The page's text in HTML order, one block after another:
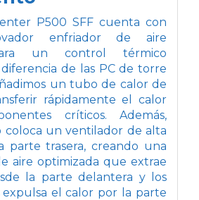
P500 SFF cuenta con
enfriador de aire
un control térmico
de las PC de torre
un tubo de calor de
rápidamente el calor
críticos. Además,
coloca un ventilador de alta
parte trasera, creando una
aire optimizada que extrae
la parte delantera y los
expulsa el calor por la parte